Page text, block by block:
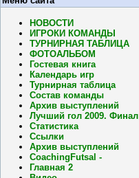
НОВОСТИ
ИГРОКИ КОМАНДЫ
ТУРНИРНАЯ ТАБЛИЦА
ФОТОАЛЬБОМ
Гостевая книга
Календарь игр
Турнирная таблица
Состав команды
Архив выступлений
Лучший гол 2009. Финал
Статистика
Ссылки
Архив выступлений
CoachingFutsal -
Главная 2